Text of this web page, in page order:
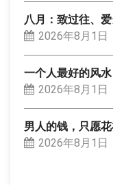
八月：致过往、
2026年8月1日
一个人最好的风
2026年8月1日
男人的钱，只愿
2026年8月1日